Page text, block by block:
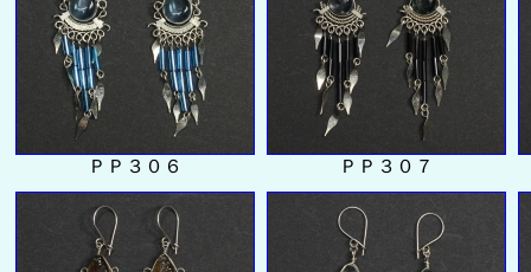
ＰＰ３０６ ＰＰ３０７